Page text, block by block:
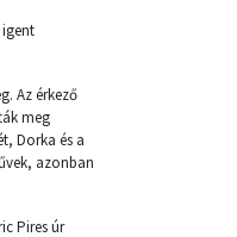
Az érkező
meg
Dorka és a
azonban
Pires úr